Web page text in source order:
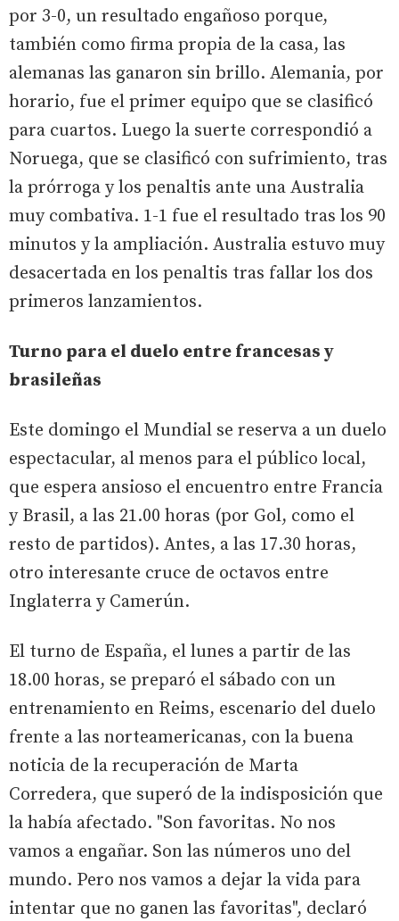
por 3-0, un resultado engañoso porque,
también como firma propia de la casa, las
alemanas las ganaron sin brillo. Alemania, por
horario, fue el primer equipo que se clasificó
para cuartos. Luego la suerte correspondió a
Noruega, que se clasificó con sufrimiento, tras
la prórroga y los penaltis ante una Australia
muy combativa. 1-1 fue el resultado tras los 90
minutos y la ampliación. Australia estuvo muy
desacertada en los penaltis tras fallar los dos
primeros lanzamientos.
Turno para el duelo entre francesas y
brasileñas
Este domingo el Mundial se reserva a un duelo
espectacular, al menos para el público local,
que espera ansioso el encuentro entre Francia
y Brasil, a las 21.00 horas (por Gol, como el
resto de partidos). Antes, a las 17.30 horas,
otro interesante cruce de octavos entre
Inglaterra y Camerún.
El turno de España, el lunes a partir de las
18.00 horas, se preparó el sábado con un
entrenamiento en Reims, escenario del duelo
frente a las norteamericanas, con la buena
noticia de la recuperación de Marta
Corredera, que superó de la indisposición que
la había afectado. "Son favoritas. No nos
vamos a engañar. Son las números uno del
mundo. Pero nos vamos a dejar la vida para
intentar que no ganen las favoritas", declaró